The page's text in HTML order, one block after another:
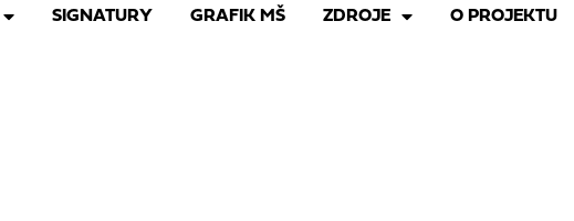
SIGNATURY GRAFIK MŠ ZDROJE O PROJEKTU